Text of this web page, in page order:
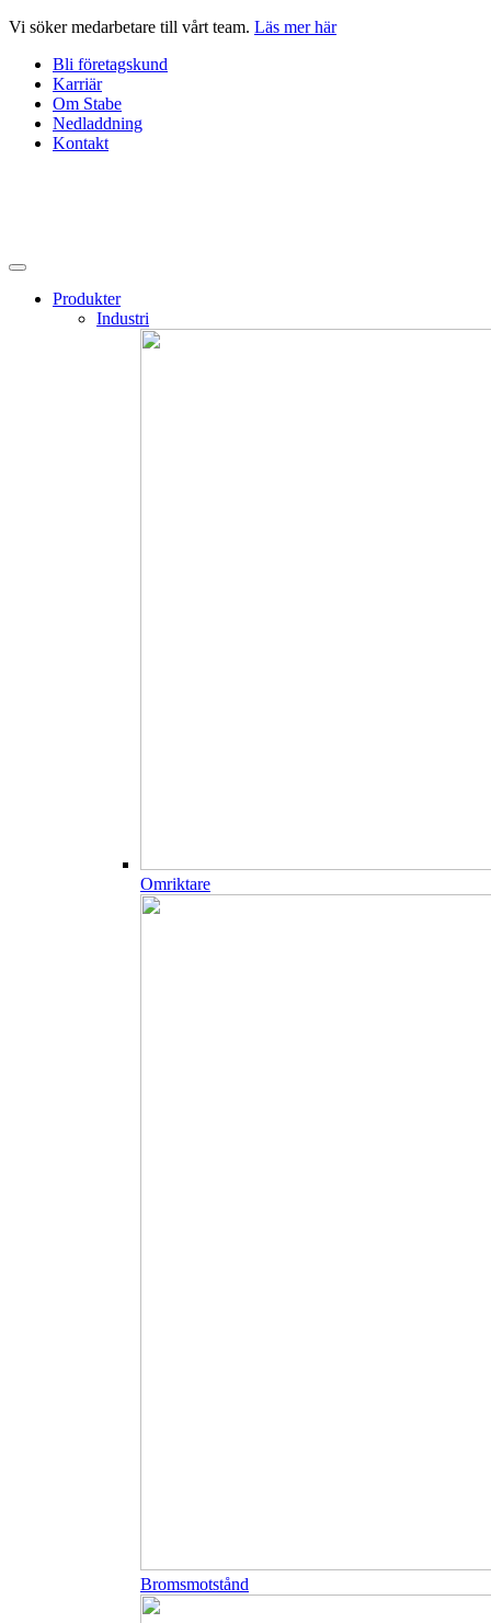
Hoppa
innehåll
Vi söker medarbetare till vårt team. Läs mer här
Bli företagskund
Karriär
Om Stabe
Nedladdning
Kontakt
Produkter
Industri
Omriktare
Bromsmotstånd